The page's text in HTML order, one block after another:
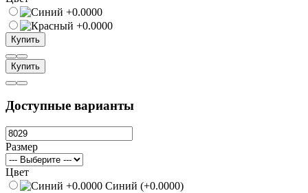
Купить
Купить
Доступные варианты
Размер
Цвет
Синий (+0.0000)